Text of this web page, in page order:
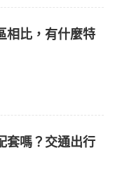
相比，有什麼特
套嗎？交通出行